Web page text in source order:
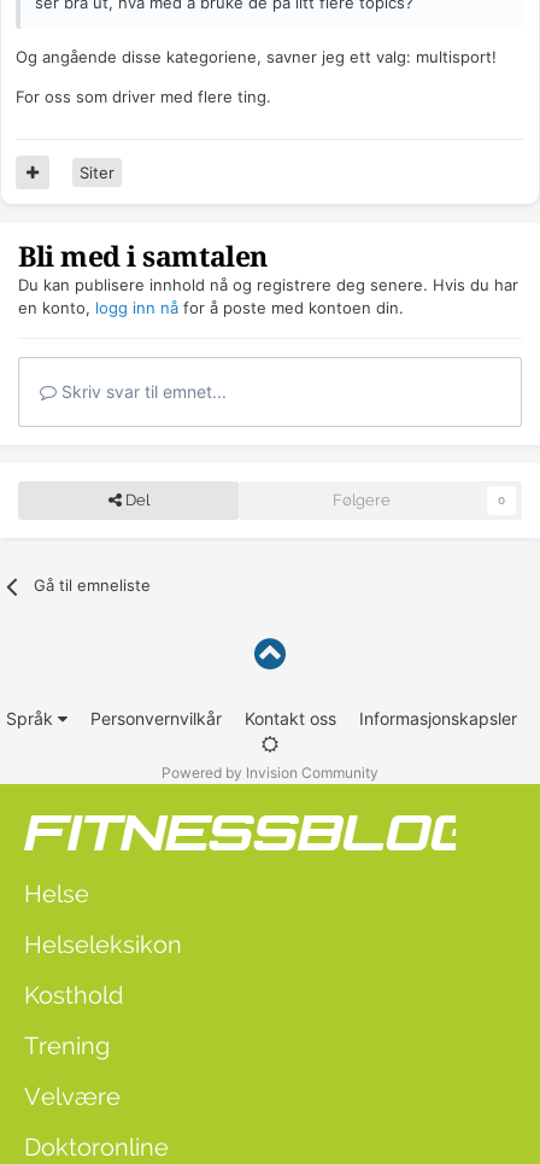
Og angående disse kategoriene, savner jeg ett valg: multisport!
For oss som driver med flere ting.
Siter
Bli med i samtalen
Du kan publisere innhold nå og registrere deg senere. Hvis du har
en konto, logg inn nå for å poste med kontoen din.
Skriv svar til emnet...
Del Følgere 0
Gå til emneliste
Språk Personvernvilkår Kontakt oss Informasjonskapsler
Powered by Invision Community
Helse
Helseleksikon
Kosthold
Trening
Velvære
Doktoronline